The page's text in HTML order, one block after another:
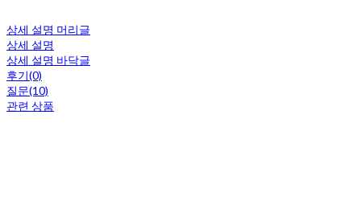
상세 설명 머리글
상세 설명
상세 설명 바닥글
후기(0)
질문(10)
관련 상품